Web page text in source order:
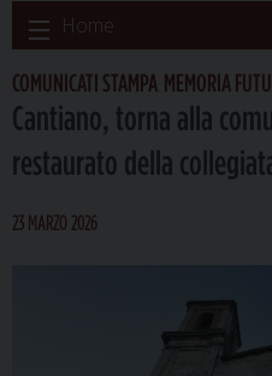
Skip
to
content
Home
COMUNICATI STAMPA MEMORIA
Cantiano, torna alla
restaurato della
23 MARZO 2026